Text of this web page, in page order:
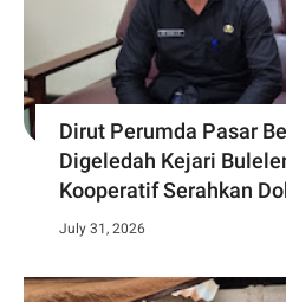
Dirut Perumda Pasar
Digeledah Kejari
Kooperatif Serahkan
July 31, 2026